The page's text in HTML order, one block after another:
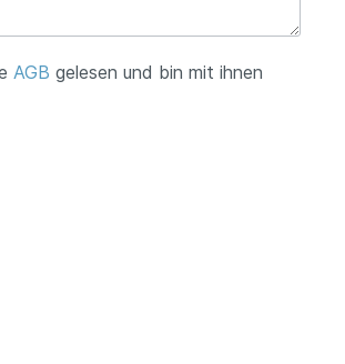
AGB gelesen und bin mit ihnen